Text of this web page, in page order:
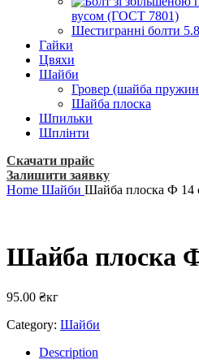
вусом (ГОСТ 7801)
Шестигранні болти
Гайки
Цвяхи
Шайби
Гровер (шайба
Шайба плоска
Шпильки
Шплінти
Скачати прайс
Залишити заявку
Home Шайби Шайба плоска Ф 14
Шайба плоска
95.00 ₴кг
Category: Шайби
Description